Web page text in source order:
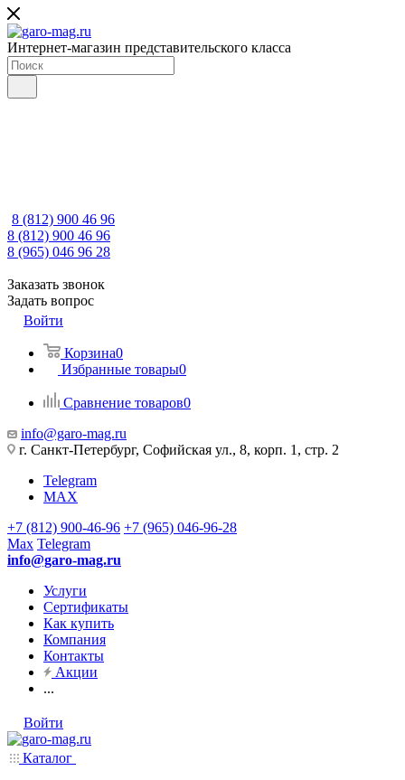
Интернет-магазин представительского класса
8 (812) 900 46 96
8 (812) 900 46 96
8 (965) 046 96 28
Заказать звонок
Задать вопрос
Войти
Корзина0
Избранные товары0
Сравнение товаров0
info@garo-mag.ru
г. Санкт-Петербург, Софийская ул., 8, корп. 1, стр. 2
Telegram
MAX
+7 (812) 900-46-96 +7 (965) 046-96-28
Max Telegram
info@garo-mag.ru
Услуги
Сертификаты
Как купить
Компания
Контакты
Акции
...
Войти
Каталог